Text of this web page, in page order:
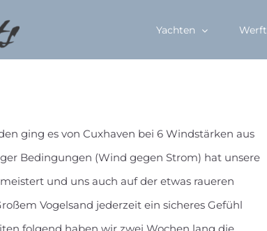
Yachten Werft
ging es von Cuxhaven bei 6 Windstärken aus
Bedingungen (Wind gegen Strom) hat unsere
und uns auch auf der etwas raueren
Vogelsand jederzeit ein sicheres Gefühl